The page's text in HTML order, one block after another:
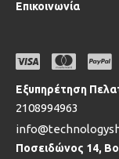
Επικοινωνία
Εξυπηρέτηση
2108994963
Ποσειδώνος 14,